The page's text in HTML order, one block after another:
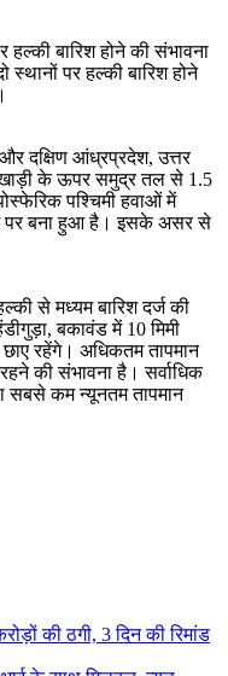
बारिश होने की संभावना
पर हल्की बारिश होने
दक्षिण आंध्रप्रदेश, उत्तर
के ऊपर समुद्र तल से 1.5
पश्चिमी हवाओं में
पर बना हुआ है। इसके असर से
से मध्यम बारिश दर्ज की
बकावंड में 10 मिमी
रहेंगे। अधिकतम तापमान
की संभावना है। सर्वाधिक
सबसे कम न्यूनतम तापमान
की ठगी, 3 दिन की रिमांड